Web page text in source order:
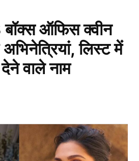
के लिए गायब होंगे ये
Next Article
बॉक्स ऑफिस क्वीन
लिस्ट में
वाले नाम